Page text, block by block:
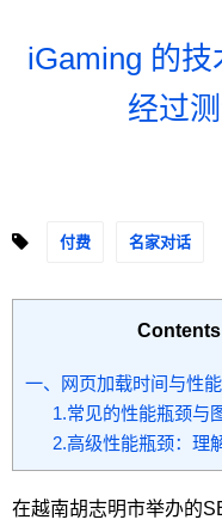
iGaming 的
经过
付费 名家对话
Contents
一、网页加载时间与性
1.常见的性能瓶颈与
2.高级性能瓶颈：理
在越南胡志明市举办的